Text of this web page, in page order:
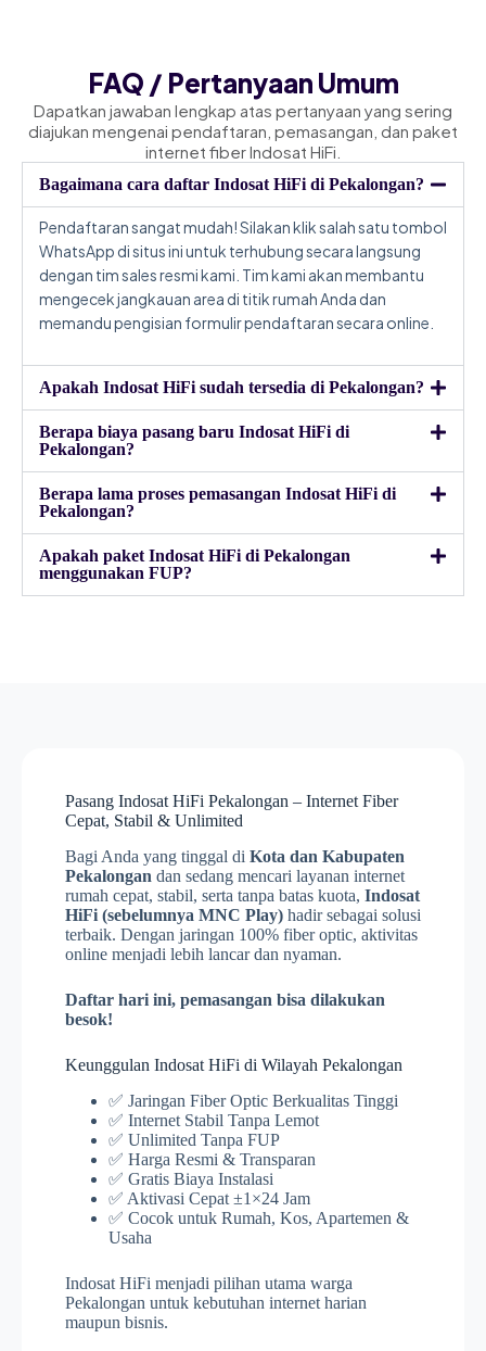
FAQ / Pertanyaan Umum
Dapatkan jawaban lengkap atas pertanyaan yang sering
diajukan mengenai pendaftaran, pemasangan, dan paket
internet fiber Indosat HiFi.
Bagaimana cara daftar Indosat HiFi di Pekalongan?
Pendaftaran sangat mudah! Silakan klik salah satu tombol
WhatsApp di situs ini untuk terhubung secara langsung
dengan tim sales resmi kami. Tim kami akan membantu
mengecek jangkauan area di titik rumah Anda dan
memandu pengisian formulir pendaftaran secara online.
Apakah Indosat HiFi sudah tersedia di Pekalongan?
Berapa biaya pasang baru Indosat HiFi di
Pekalongan?
Berapa lama proses pemasangan Indosat HiFi di
Pekalongan?
Apakah paket Indosat HiFi di Pekalongan
menggunakan FUP?
Pasang Indosat HiFi Pekalongan – Internet Fiber
Cepat, Stabil & Unlimited
Bagi Anda yang tinggal di Kota dan Kabupaten
Pekalongan dan sedang mencari layanan internet
rumah cepat, stabil, serta tanpa batas kuota, Indosat
HiFi (sebelumnya MNC Play) hadir sebagai solusi
terbaik. Dengan jaringan 100% fiber optic, aktivitas
online menjadi lebih lancar dan nyaman.
Daftar hari ini, pemasangan bisa dilakukan
besok!
Keunggulan Indosat HiFi di Wilayah Pekalongan
✅ Jaringan Fiber Optic Berkualitas Tinggi
✅ Internet Stabil Tanpa Lemot
✅ Unlimited Tanpa FUP
✅ Harga Resmi & Transparan
✅ Gratis Biaya Instalasi
✅ Aktivasi Cepat ±1×24 Jam
✅ Cocok untuk Rumah, Kos, Apartemen &
Usaha
Indosat HiFi menjadi pilihan utama warga
Pekalongan untuk kebutuhan internet harian
maupun bisnis.